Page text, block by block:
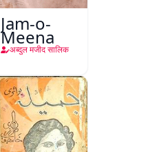
Jam-o-
Meena
अब्दुल मजीद सालिक